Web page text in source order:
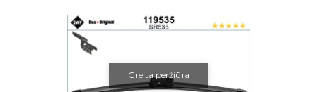
Greita peržiūra